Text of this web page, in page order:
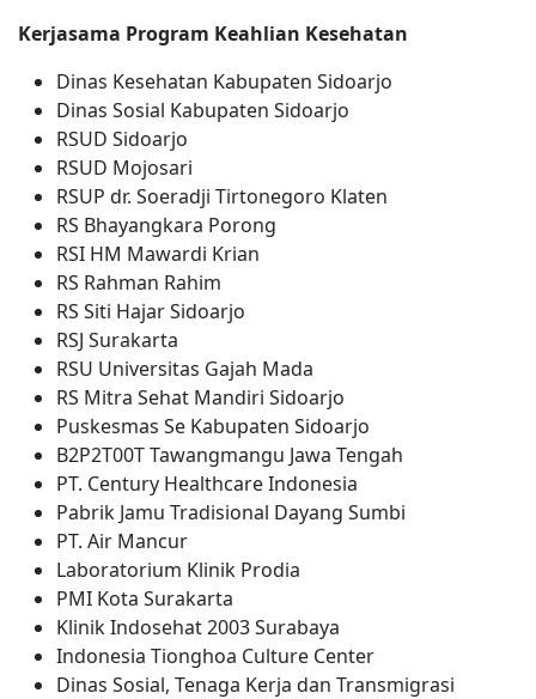
Kerjasama Program Keahlian Kesehatan
Dinas Kesehatan Kabupaten Sidoarjo
Dinas Sosial Kabupaten Sidoarjo
RSUD Sidoarjo
RSUD Mojosari
RSUP dr. Soeradji Tirtonegoro Klaten
RS Bhayangkara Porong
RSI HM Mawardi Krian
RS Rahman Rahim
RS Siti Hajar Sidoarjo
RSJ Surakarta
RSU Universitas Gajah Mada
RS Mitra Sehat Mandiri Sidoarjo
Puskesmas Se Kabupaten Sidoarjo
B2P2T00T Tawangmangu Jawa Tengah
PT. Century Healthcare Indonesia
Pabrik Jamu Tradisional Dayang Sumbi
PT. Air Mancur
Laboratorium Klinik Prodia
PMI Kota Surakarta
Klinik Indosehat 2003 Surabaya
Indonesia Tionghoa Culture Center
Dinas Sosial, Tenaga Kerja dan Transmigrasi